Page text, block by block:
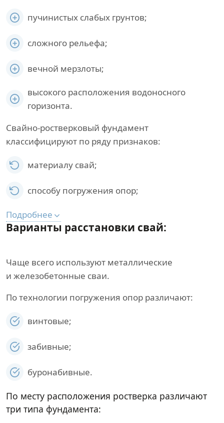
пучинистых слабых грунтов;
сложного рельефа;
вечной мерзлоты;
высокого расположения водоносного
горизонта.
Свайно-ростверковый фундамент
классифицируют по ряду признаков:
материалу свай;
способу погружения опор;
Подробнее
Варианты расстановки свай:
Чаще всего используют металлические
и железобетонные сваи.
По технологии погружения опор различают:
винтовые;
забивные;
буронабивные.
По месту расположения ростверка различают
три типа фундамента: